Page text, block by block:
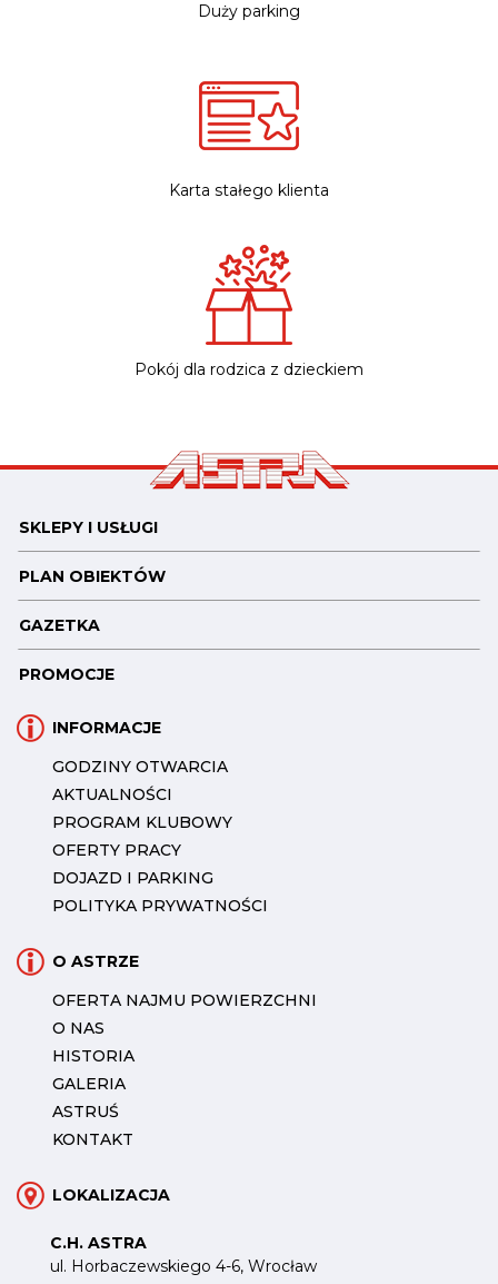
Duży parking
Karta stałego klienta
Pokój dla rodzica z dzieckiem
SKLEPY I USŁUGI
PLAN OBIEKTÓW
GAZETKA
PROMOCJE
INFORMACJE
GODZINY OTWARCIA
AKTUALNOŚCI
PROGRAM KLUBOWY
OFERTY PRACY
DOJAZD I PARKING
POLITYKA PRYWATNOŚCI
O ASTRZE
OFERTA NAJMU POWIERZCHNI
O NAS
HISTORIA
GALERIA
ASTRUŚ
KONTAKT
LOKALIZACJA
C.H. ASTRA
ul. Horbaczewskiego 4-6, Wrocław